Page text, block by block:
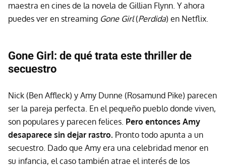
maestra en cines de la novela de Gillian Flynn. Y ahora
puedes ver en streaming Gone Girl(Perdida) en Netflix.
Gone Girl: de qué trata este thriller de
secuestro
Nick (Ben Affleck) y Amy Dunne (Rosamund Pike) parecen
ser la pareja perfecta. En el pequeño pueblo donde viven,
son populares y parecen felices. Pero entonces Amy
desaparece sin dejar rastro. Pronto todo apunta a un
secuestro. Dado que Amy era una celebridad menor en
su infancia, el caso también atrae el interés de los